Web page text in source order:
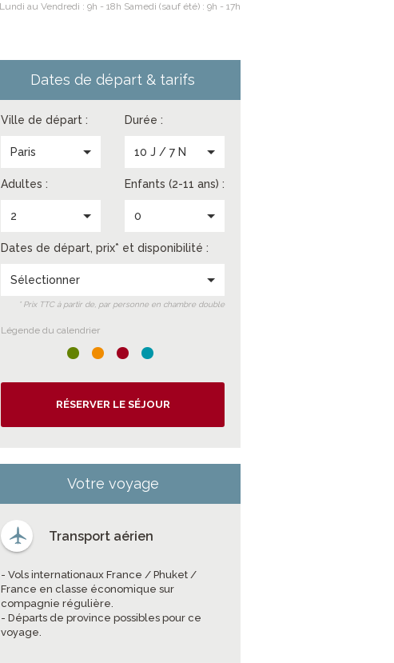
au Vendredi : 9h - 18h Samedi (sauf été) : 9h - 17h
Dates de départ & tarifs
Ville de départ :
Paris
Durée :
10 J / 7 N
Adultes :
2
Enfants (2-11 ans) :
0
Dates de départ, prix* et disponibilité :
Sélectionner
* Prix TTC à partir de, par personne en chambre double
Légende du calendrier
RÉSERVER LE SÉJOUR
Votre voyage
Transport aérien
- Vols internationaux France / Phuket /
France en classe économique sur
compagnie régulière.
- Départs de province possibles pour ce
voyage.